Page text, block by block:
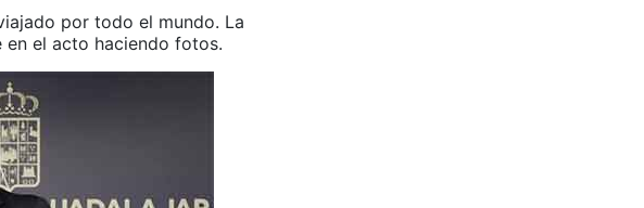
por todo el mundo. La
en el acto haciendo fotos.